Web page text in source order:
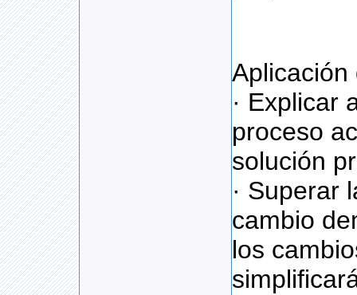
Aplicación
· Explicar
proceso
solución
· Superar
cambio
los